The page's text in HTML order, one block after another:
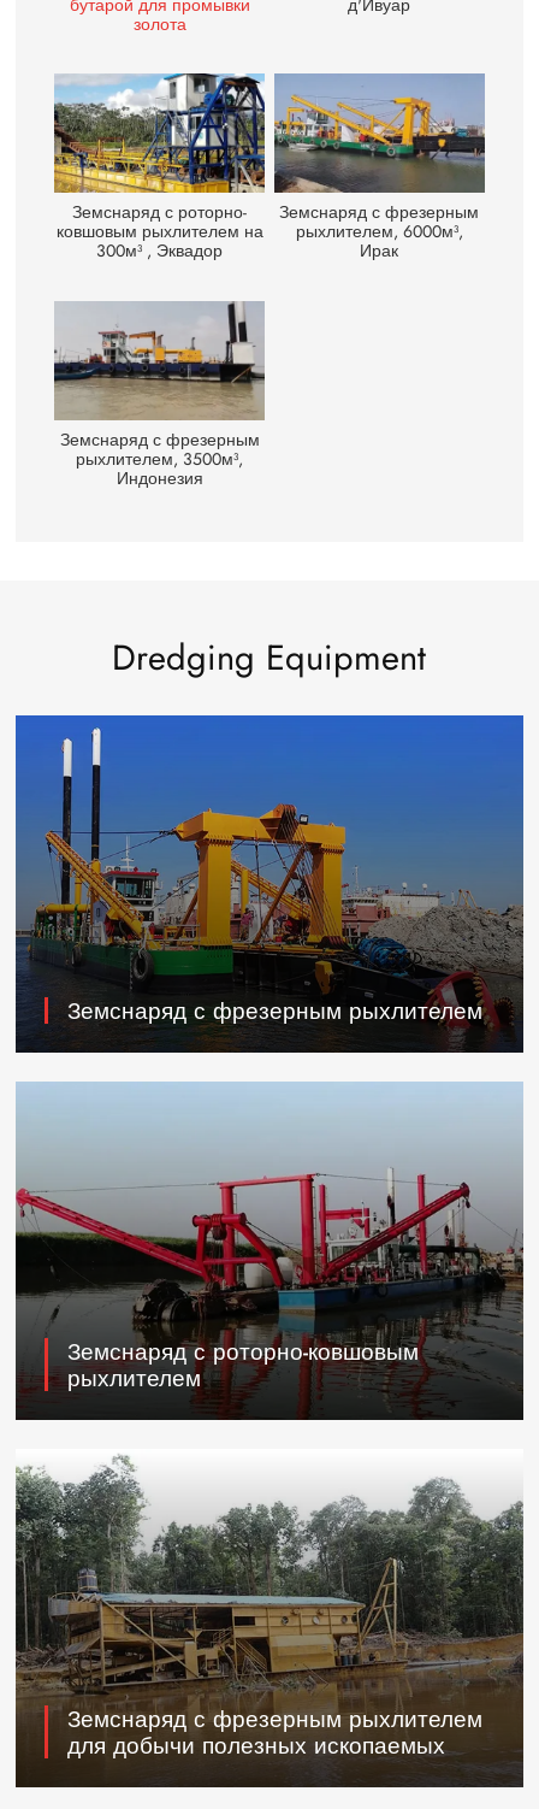
золота
Земснаряд с роторно-
ковшовым рыхлителем на
300м³ , Эквадор
Земснаряд с фрезерным
рыхлителем, 6000м³,
Ирак
Земснаряд с фрезерным
рыхлителем, 3500м³,
Индонезия
Dredging Equipment
Земснаряд с фрезерным рыхлителем
Земснаряд с роторно-ковшовым
рыхлителем
Земснаряд с фрезерным рыхлителем
для добычи полезных ископаемых